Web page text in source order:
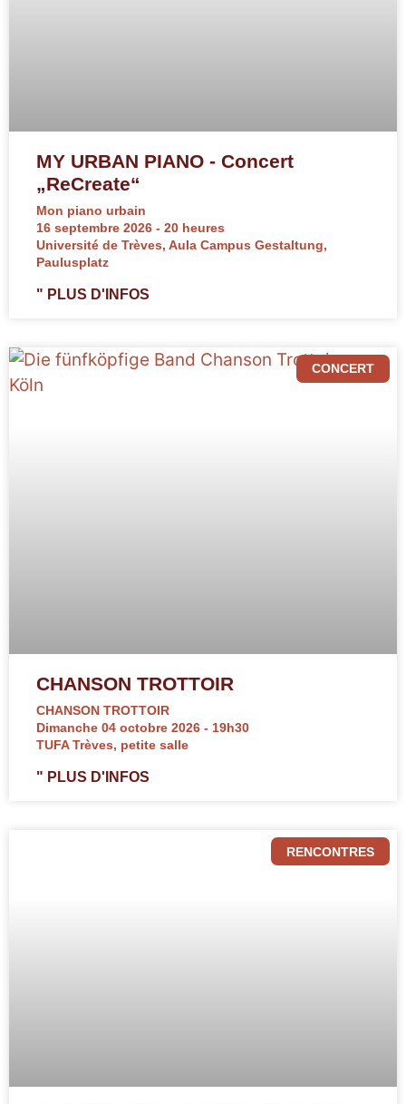
MY URBAN PIANO - Concert
„ReCreate“
Mon piano urbain
16 septembre 2026 - 20 heures
Université de Trèves, Aula Campus Gestaltung,
Paulusplatz
" PLUS D'INFOS
CONCERT
CHANSON TROTTOIR
CHANSON TROTTOIR
Dimanche 04 octobre 2026 - 19h30
TUFA Trèves, petite salle
" PLUS D'INFOS
RENCONTRES